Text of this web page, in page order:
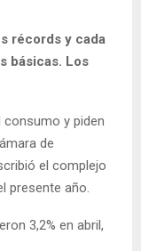
récords y cada
básicas. Los
y piden
de
el complejo
presente año.
3,2% en abril,